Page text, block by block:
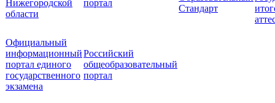
Нижегородской
области
портал
Стандарт
Официальный
информационный
портал единого
государственного
экзамена
Российский
общеобразовательный
портал